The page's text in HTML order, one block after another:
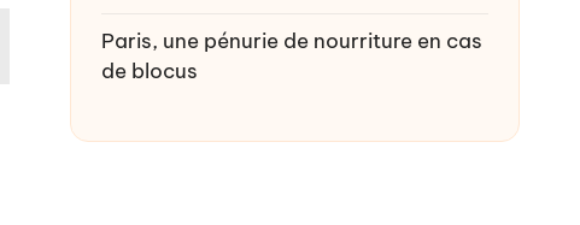
Paris, une pénurie de nourriture en cas
de blocus